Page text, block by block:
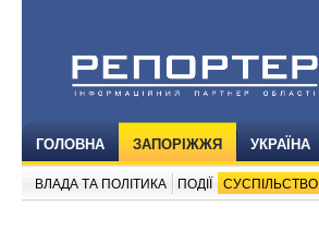
ГОЛОВНА ЗАПОРІЖЖЯ УКРАЇНА
ВЛАДА ТА ПОЛІТИКА ПОДІЇ СУСПІЛЬСТВО